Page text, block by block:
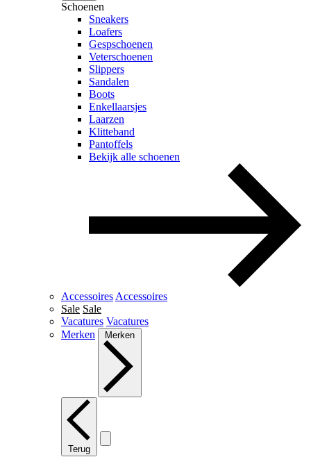
Schoenen
Sneakers
Loafers
Gespschoenen
Veterschoenen
Slippers
Sandalen
Boots
Enkellaarsjes
Laarzen
Klitteband
Pantoffels
Bekijk alle schoenen
Accessoires Accessoires
Sale Sale
Vacatures Vacatures
Merken
Merken
Terug